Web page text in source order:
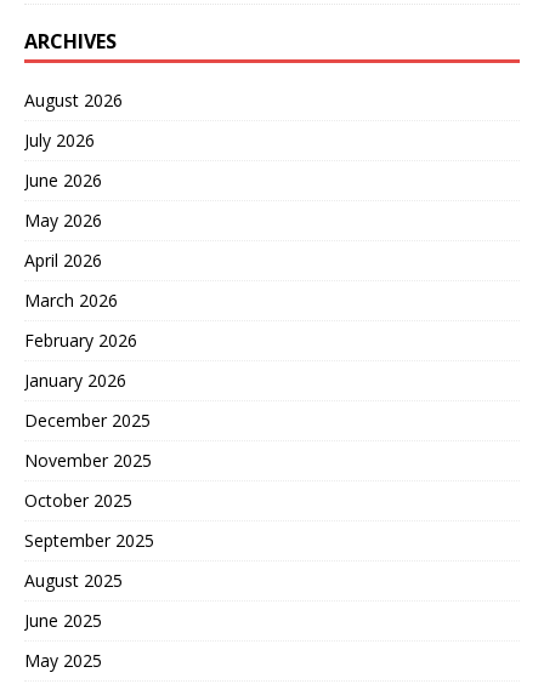
ARCHIVES
August 2026
July 2026
June 2026
May 2026
April 2026
March 2026
February 2026
January 2026
December 2025
November 2025
October 2025
September 2025
August 2025
June 2025
May 2025